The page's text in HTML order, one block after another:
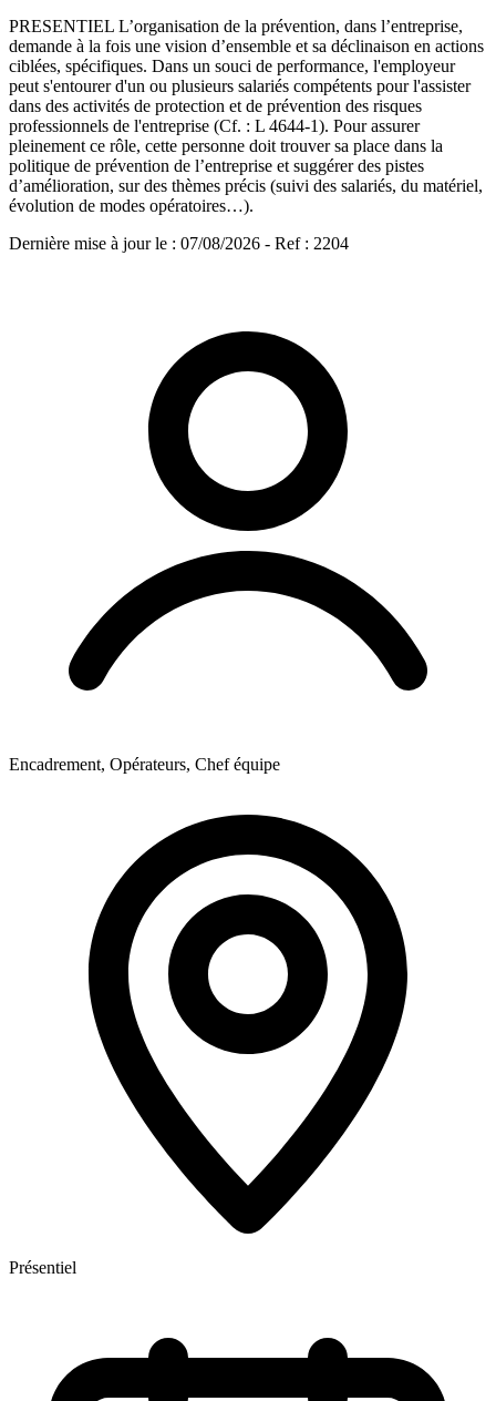
PRESENTIEL L’organisation de la prévention, dans l’entreprise,
demande à la fois une vision d’ensemble et sa déclinaison en actions
ciblées, spécifiques. Dans un souci de performance, l'employeur
peut s'entourer d'un ou plusieurs salariés compétents pour l'assister
dans des activités de protection et de prévention des risques
professionnels de l'entreprise (Cf. : L 4644-1). Pour assurer
pleinement ce rôle, cette personne doit trouver sa place dans la
politique de prévention de l’entreprise et suggérer des pistes
d’amélioration, sur des thèmes précis (suivi des salariés, du matériel,
évolution de modes opératoires…).
Dernière mise à jour le : 07/08/2026 - Ref : 2204
Encadrement, Opérateurs, Chef équipe
Présentiel